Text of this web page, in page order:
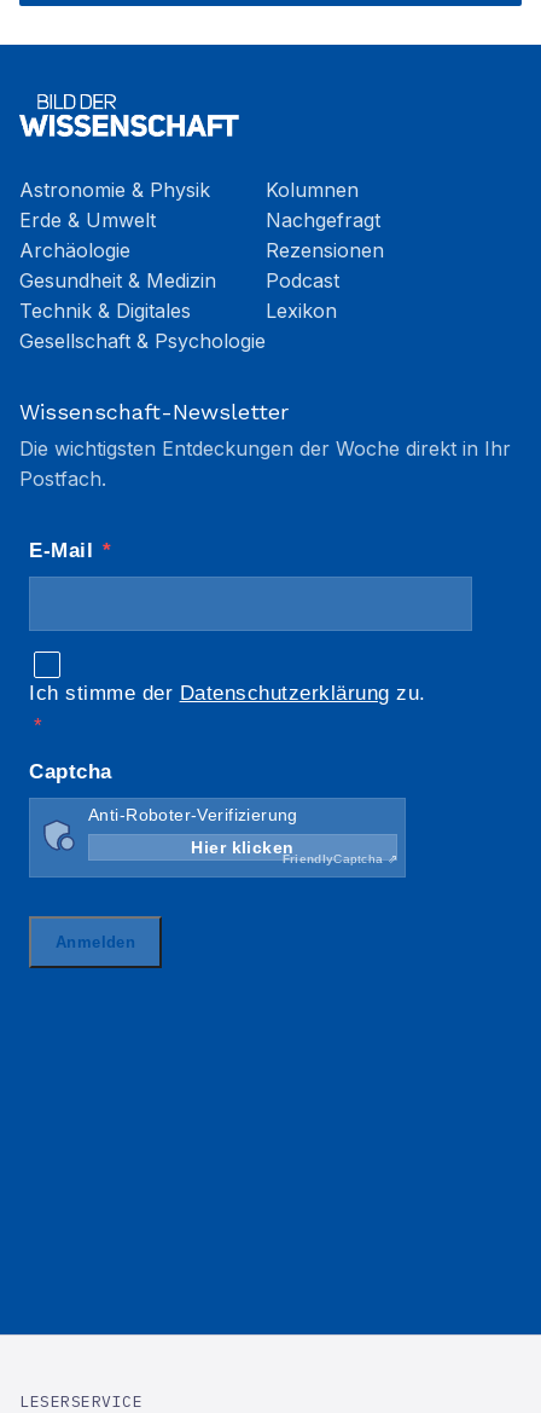
Astronomie & Physik
Erde & Umwelt
Archäologie
Gesundheit & Medizin
Technik & Digitales
Gesellschaft & Psychologie
Kolumnen
Nachgefragt
Rezensionen
Podcast
Lexikon
Wissenschaft-Newsletter
Die wichtigsten Entdeckungen der Woche direkt in Ihr
Postfach.
LESERSERVICE